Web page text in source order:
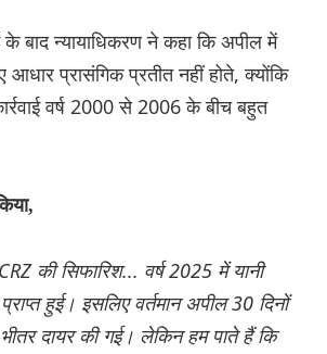
के बाद न्यायाधिकरण ने कहा कि अपील में
आधार प्रासंगिक प्रतीत नहीं होते, क्योंकि
वर्ष 2000 से 2006 के बीच बहुत
की सिफारिश... वर्ष 2025 में यानी
हुई। इसलिए वर्तमान अपील 30 दिनों
दायर की गई। लेकिन हम पाते हैं कि